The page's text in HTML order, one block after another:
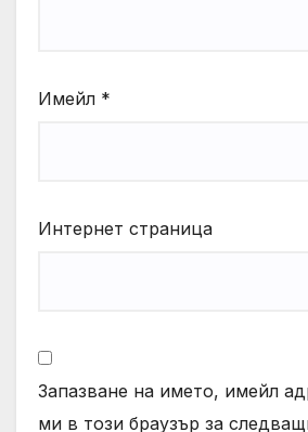
Имейл *
Интернет страница
Запазване на името, имейл
ми в този браузър за